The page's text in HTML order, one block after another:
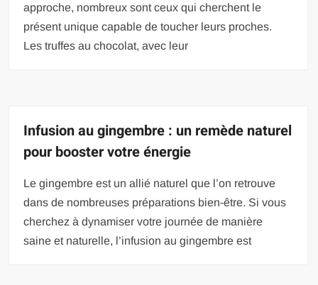
approche, nombreux sont ceux qui cherchent le
présent unique capable de toucher leurs proches.
Les truffes au chocolat, avec leur
Infusion au gingembre : un remède naturel
pour booster votre énergie
Le gingembre est un allié naturel que l’on retrouve
dans de nombreuses préparations bien-être. Si vous
cherchez à dynamiser votre journée de manière
saine et naturelle, l’infusion au gingembre est